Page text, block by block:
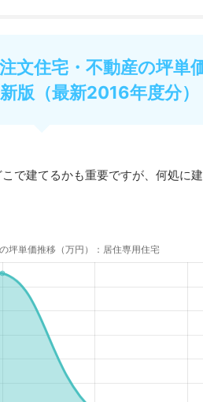
文住宅・不動産の坪単
版（最新2016年度分）
で建てるかも重要ですが、何処に